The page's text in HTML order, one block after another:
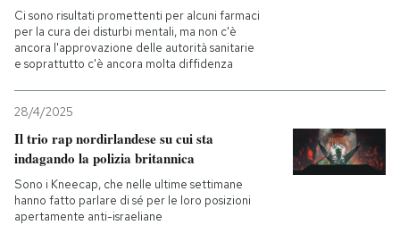
Ci sono risultati promettenti per alcuni farmaci
per la cura dei disturbi mentali, ma non c'è
ancora l'approvazione delle autorità sanitarie
e soprattutto c'è ancora molta diffidenza
28/4/2025
Il trio rap nordirlandese su cui sta
indagando la polizia britannica
Sono i Kneecap, che nelle ultime settimane
hanno fatto parlare di sé per le loro posizioni
apertamente anti-israeliane